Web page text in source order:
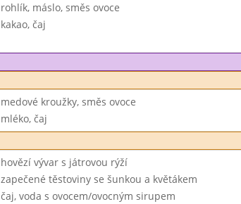
rohlík, máslo, směs ovoce
kakao, čaj
medové kroužky, směs ovoce
mléko, čaj
hovězí vývar s játrovou rýží
zapečené těstoviny se šunkou a květákem
čaj, voda s ovocem/ovocným sirupem